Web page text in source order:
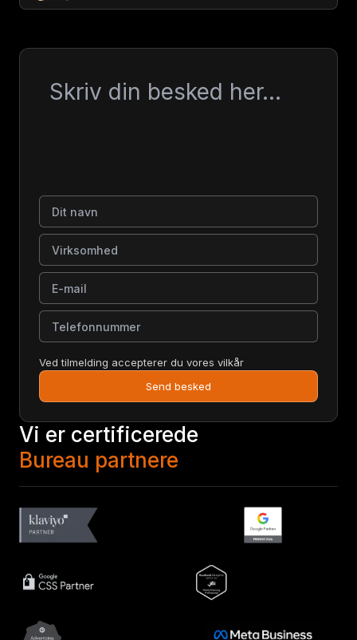
Dit navn
Virksomhed
E-mail
Telefonnummer
Ved tilmelding accepterer du vores vilkår
Send besked
Vi er certificerede
Bureau partnere